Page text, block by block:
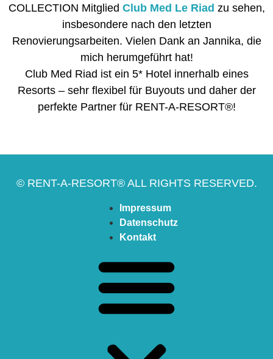
COLLECTION Mitglied Club Med Le Riad zu sehen,
insbesondere nach den letzten
Renovierungsarbeiten. Vielen Dank an Jannika, die
mich herumgeführt hat!
Club Med Riad ist ein 5* Hotel innerhalb eines
Resorts – sehr flexibel für Buyouts und daher der
perfekte Partner für RENT-A-RESORT®!
© RENT-A-RESORT® ALL RIGHTS RESERVED.
Impressum
Datenschutz
Kontakt